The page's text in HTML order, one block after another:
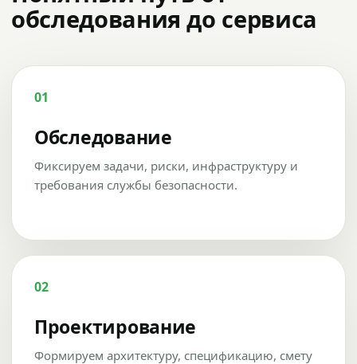
обследования до сервиса
01
Обследование
Фиксируем задачи, риски, инфраструктуру и
требования службы безопасности.
02
Проектирование
Формируем архитектуру, спецификацию, смету